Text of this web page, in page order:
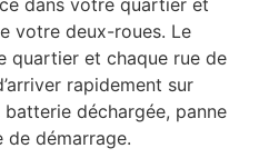
dans votre quartier et
votre deux-roues. Le
quartier et chaque rue de
rapidement sur
déchargée, panne
démarrage.